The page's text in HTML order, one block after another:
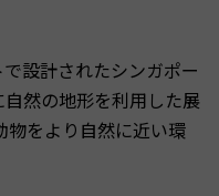
設計されたシンガポー
然の地形を利用した展
物をより自然に近い環